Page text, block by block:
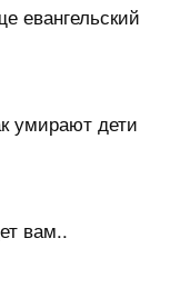
евангельский
умирают дети
вам..